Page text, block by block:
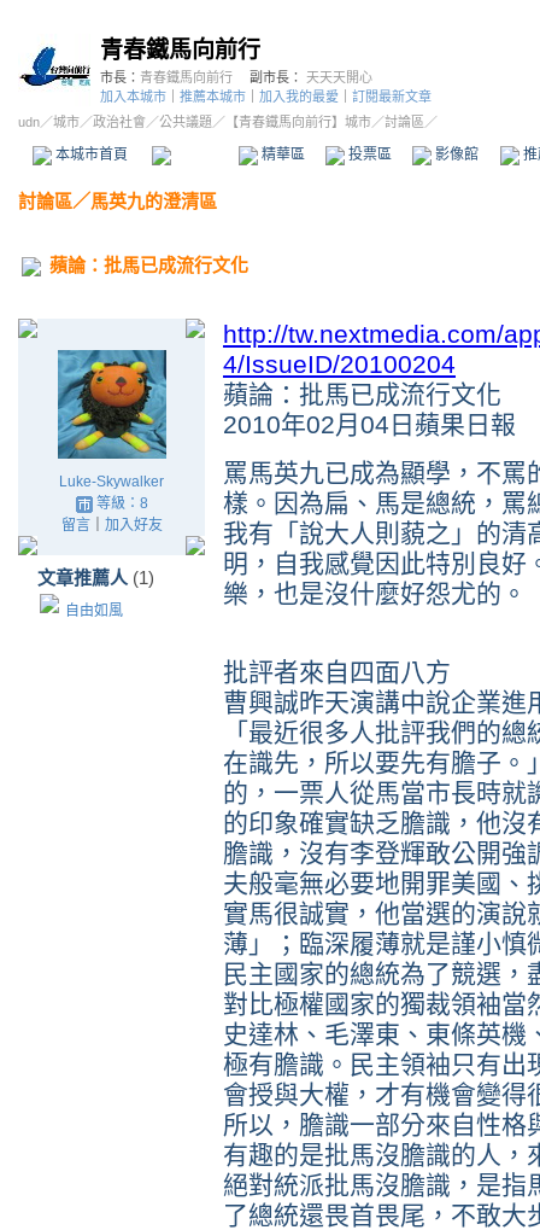
青春鐵馬向前行
市長： 青春鐵馬向前行 副市長： 天天天開心
加入本城市
推薦本城市 加入我的最愛
訂閱最新文章
udn／城市／政治社會 ／公共議題 ／ 【青春鐵馬向前行】城市／討論區／
本城市首頁 精華區 投票區 影像館
討論區／馬英九的澄清區
蘋論：批馬已成流行文化
Luke-Skywalker
等級：8
留言｜ 加入好友
文章推薦人 (1)
自由如風
http://tw.nextmedia.com/
4/IssueID/20100204
蘋論：批馬已成流行文化
2010年02月04日蘋果日報
罵馬英九已成為顯學，不罵
樣。因為扁、馬是總統，罵
我有「說大人則藐之」的清
明，自我感覺因此特別良
樂，也是沒什麼好怨尤的。
批評者來自四面八方
曹興誠昨天演講中說企業進
「最近很多人批評我們的
在識先，所以要先有膽子。
的，一票人從馬當市長時就
的印象確實缺乏膽識，他沒
膽識，沒有李登輝敢公開強
夫般毫無必要地開罪美國、
實馬很誠實，他當選的演說
薄」；臨深履薄就是謹小慎
民主國家的總統為了競選
對比極權國家的獨裁領袖當
史達林、毛澤東、東條英
極有膽識。民主領袖只有出
會授與大權，才有機會變得
所以，膽識一部分來自性格
有趣的是批馬沒膽識的人，
絕對統派批馬沒膽識，是指
了總統還畏首畏尾，不敢大